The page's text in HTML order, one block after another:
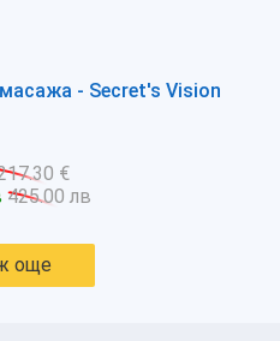
- Secret's Vision
€
425.00 лв
още